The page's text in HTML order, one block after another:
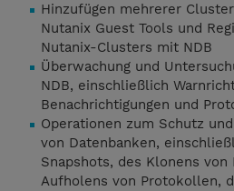
Hinzufügen mehrerer
Nutanix Guest Tools und
Nutanix-Clusters mit NDB
Überwachung und
NDB, einschließlich
Benachrichtigungen und
Operationen zum Schutz
von Datenbanken,
Snapshots, des Klonens von
Aufholens von Protokollen,